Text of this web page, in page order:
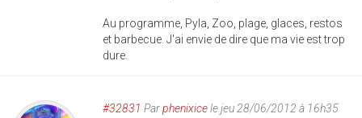
Au programme, Pyla, Zoo, plage, glaces, restos
et barbecue. J'ai envie de dire que ma vie est trop
dure.
#32831 Parphenixicele jeu 28/06/2012 à 16h35